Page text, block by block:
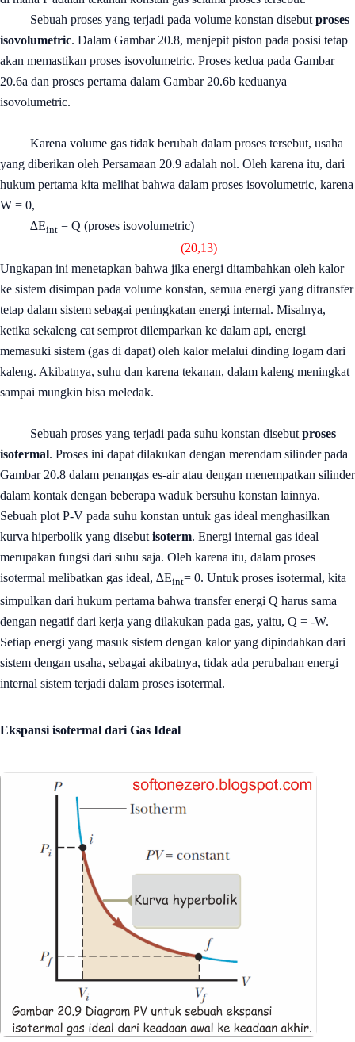
Sebuah proses yang terjadi pada volume konstan disebut proses
isovolumetric. Dalam Gambar 20.8, menjepit piston pada posisi tetap
akan memastikan proses isovolumetric. Proses kedua pada Gambar
20.6a dan proses pertama dalam Gambar 20.6b keduanya
isovolumetric.
Karena volume gas tidak berubah dalam proses tersebut, usaha
yang diberikan oleh Persamaan 20.9 adalah nol. Oleh karena itu, dari
hukum pertama kita melihat bahwa dalam proses isovolumetric, karena
W = 0,
∆Eint= Q (proses isovolumetric)
(20,13)
Ungkapan ini menetapkan bahwa jika energi ditambahkan oleh kalor
ke sistem disimpan pada volume konstan, semua energi yang ditransfer
tetap dalam sistem sebagai peningkatan energi internal. Misalnya,
ketika sekaleng cat semprot dilemparkan ke dalam api, energi
memasuki sistem (gas di dapat) oleh kalor melalui dinding logam dari
kaleng. Akibatnya, suhu dan karena tekanan, dalam kaleng meningkat
sampai mungkin bisa meledak.
Sebuah proses yang terjadi pada suhu konstan disebut proses
isotermal. Proses ini dapat dilakukan dengan merendam silinder pada
Gambar 20.8 dalam penangas es-air atau dengan menempatkan silinder
dalam kontak dengan beberapa waduk bersuhu konstan lainnya.
Sebuah plot P-V pada suhu konstan untuk gas ideal menghasilkan
kurva hiperbolik yang disebut isoterm. Energi internal gas ideal
merupakan fungsi dari suhu saja. Oleh karena itu, dalam proses
isotermal melibatkan gas ideal, ∆Eint= 0. Untuk proses isotermal, kita
simpulkan dari hukum pertama bahwa transfer energi Q harus sama
dengan negatif dari kerja yang dilakukan pada gas, yaitu, Q = -W.
Setiap energi yang masuk sistem dengan kalor yang dipindahkan dari
sistem dengan usaha, sebagai akibatnya, tidak ada perubahan energi
internal sistem terjadi dalam proses isotermal.
Ekspansi isotermal dari Gas Ideal